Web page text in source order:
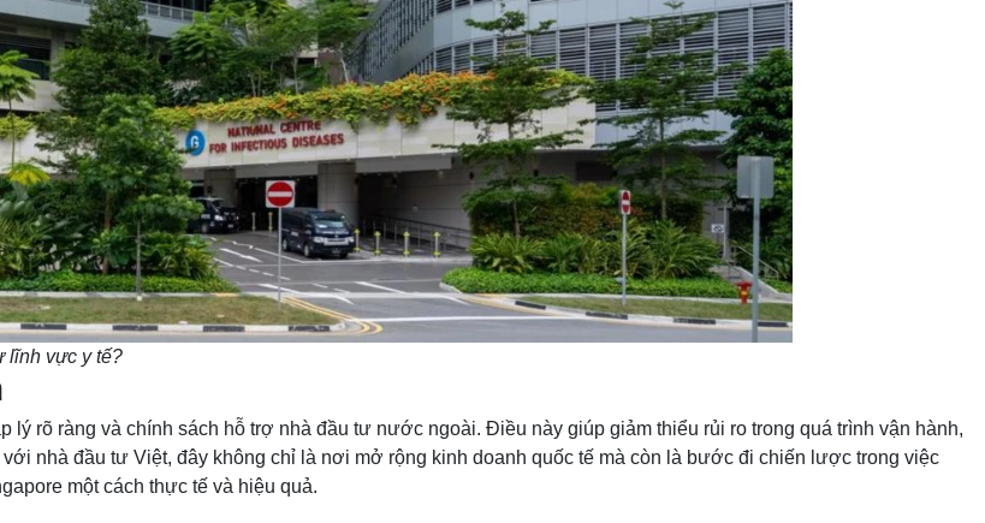
lĩnh vực y tế?
rõ ràng và chính sách hỗ trợ nhà đầu tư nước ngoài. Điều này giúp giảm thiểu rủi ro trong quá trình vận hành,
nhà đầu tư Việt, đây không chỉ là nơi mở rộng kinh doanh quốc tế mà còn là bước đi chiến lược trong việc
một cách thực tế và hiệu quả.